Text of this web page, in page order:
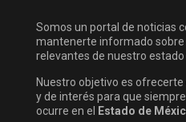
Somos un portal de noticias
mantenerte informado sobre
relevantes de nuestro estado
Nuestro objetivo es
y de interés para que
ocurre en el
Estado de